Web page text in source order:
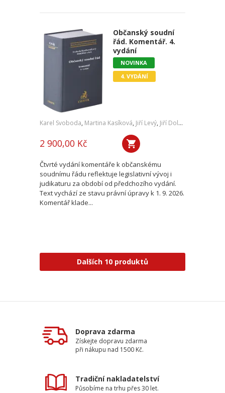
Občanský soudní
řád. Komentář. 4.
vydání
NOVINKA
4. VYDÁNÍ
Karel Svoboda, Martina Kasíková, Jiří Levý, Jiří Doležílek
2 900,00 Kč
Čtvrté vydání komentáře k občanskému
soudnímu řádu reflektuje legislativní vývoj i
judikaturu za období od předchozího vydání.
Text vychází ze stavu právní úpravy k 1. 9. 2026.
Komentář klade...
Dalších 10 produktů
Doprava zdarma
Získejte dopravu zdarma
při nákupu nad 1500 Kč.
Tradiční nakladatelství
Působíme na trhu přes 30 let.